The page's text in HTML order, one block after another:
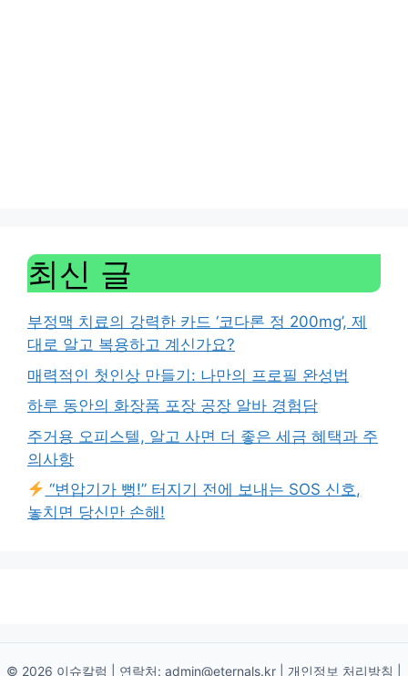
최신 글
부정맥 치료의 강력한 카드 ‘코다론 정 200mg’, 제
대로 알고 복용하고 계신가요?
매력적인 첫인상 만들기: 나만의 프로필 완성법
하루 동안의 화장품 포장 공장 알바 경험담
주거용 오피스텔, 알고 사면 더 좋은 세금 혜택과 주
의사항
“변압기가 뻥!” 터지기 전에 보내는 SOS 신호,
놓치면 당신만 손해!
© 2026 이슈칼럼 | 연락처: admin@eternals.kr 개인정보 처리방침